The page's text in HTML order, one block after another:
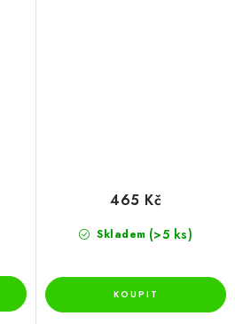
Skladem (>5 ks)
465 Kč